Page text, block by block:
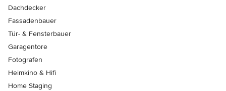
Dachdecker
Fassadenbauer
Tür- & Fensterbauer
Garagentore
Fotografen
Heimkino & Hifi
Home Staging